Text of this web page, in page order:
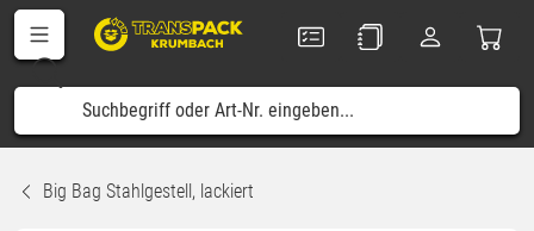
Big Bag Stahlgestell, lackiert